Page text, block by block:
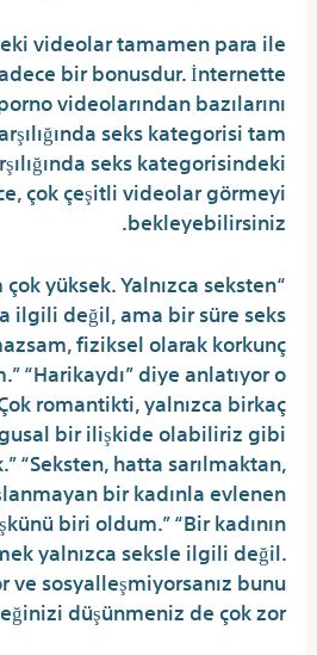
videolar tamamen para ile
bir bonusdur. İnternette
videolarından bazılarını
seks kategorisi tam
seks kategorisindeki
çok çeşitli videolar görmeyi
bekleyebilirsiniz.
yüksek. Yalnızca seksten
ilgili değil, ama bir süre seks
fiziksel olarak korkunç
“Harikaydı” diye anlatıyor o
romantikti, yalnızca birkaç
bir ilişkide olabiliriz gibi
“Seksten, hatta sarılmaktan,
bir kadınla evlenen
biri oldum.” “Bir kadının
yalnızca seksle ilgili değil.
ve sosyalleşmiyorsanız bunu
düşünmeniz de çok zor.”